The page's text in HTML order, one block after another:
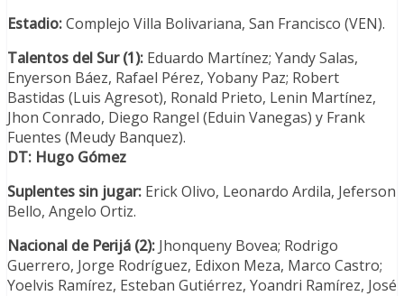
Estadio:Complejo Villa Bolivariana, San Francisco (VEN).
Talentos del Sur (1): Eduardo Martínez; Yandy Salas,
Enyerson Báez, Rafael Pérez, Yobany Paz; Robert
Bastidas (Luis Agresot), Ronald Prieto, Lenin Martínez,
Jhon Conrado, Diego Rangel (Eduin Vanegas) y Frank
Fuentes (Meudy Banquez).
DT: Hugo Gómez
Suplentes sin jugar: Erick Olivo, Leonardo Ardila, Jeferson
Bello, Angelo Ortiz.
Nacional de Perijá (2): Jhonqueny Bovea; Rodrigo
Guerrero, Jorge Rodríguez, Edixon Meza, Marco Castro;
Yoelvis Ramírez, Esteban Gutiérrez, Yoandri Ramírez, José